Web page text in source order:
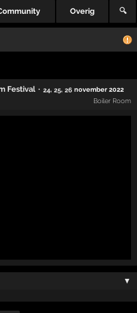
Overig 🔍
Festival · 24, 25, 26november 2022
Boiler Room
▼